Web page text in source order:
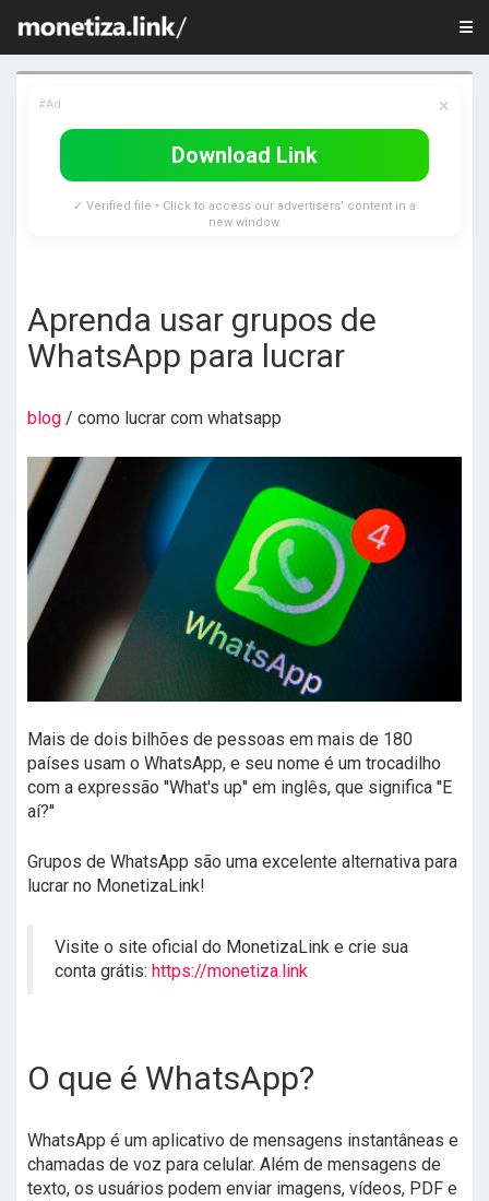
#Ad ×
Download Link
✓ Verified file • Click to access our advertisers' content in a
new window.
Aprenda usar grupos de
WhatsApp para lucrar
blog / como lucrar com whatsapp
Mais de dois bilhões de pessoas em mais de 180
países usam o WhatsApp, e seu nome é um trocadilho
com a expressão ''What's up'' em inglês, que significa ''E
aí?''
Grupos de WhatsApp são uma excelente alternativa para
lucrar no MonetizaLink!
Visite o site oficial do MonetizaLink e crie sua
conta grátis: https://monetiza.link
O que é WhatsApp?
WhatsApp é um aplicativo de mensagens instantâneas e
chamadas de voz para celular. Além de mensagens de
texto, os usuários podem enviar imagens, vídeos, PDF e